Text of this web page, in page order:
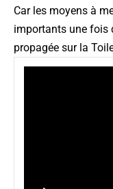
Car les moyens à
importants une fois
propagée sur la